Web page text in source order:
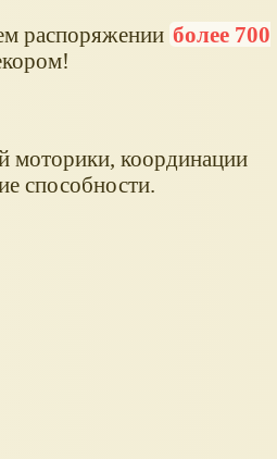
распоряжении более 700
моторики, координации
способности.